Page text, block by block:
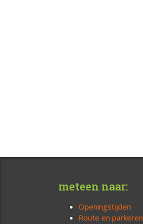
meteen naar:
Openingstijden
Route en parkeren